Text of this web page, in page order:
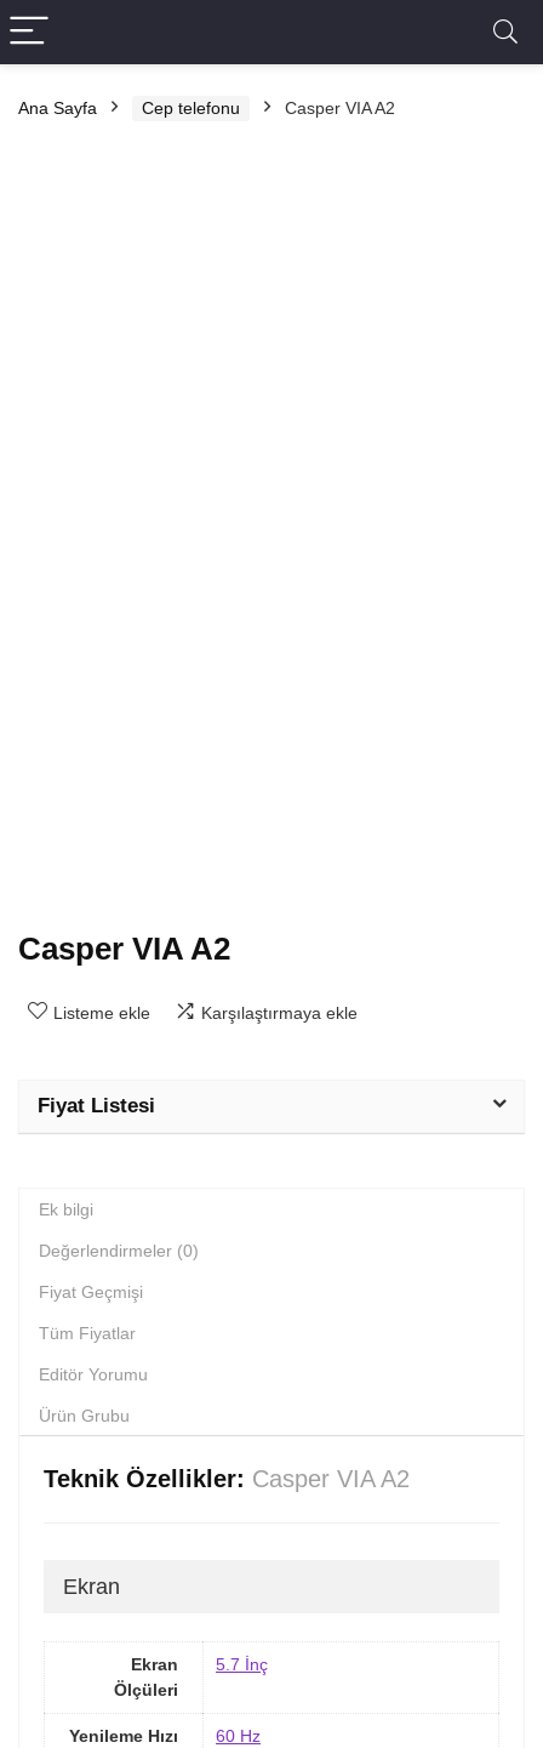
Ana Sayfa Cep telefonu Casper VIA A2
Casper VIA A2
Listeme ekle Karşılaştırmaya ekle
Fiyat Listesi
Ek bilgi
Değerlendirmeler (0)
Fiyat Geçmişi
Tüm Fiyatlar
Editör Yorumu
Ürün Grubu
Teknik Özellikler: Casper VIA A2
Ekran
Ekran
Ölçüleri
5.7 İnç
Yenileme Hızı 60 Hz